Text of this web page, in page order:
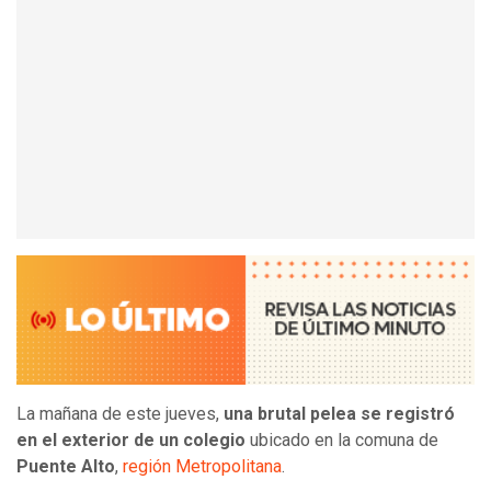
La mañana de este jueves, una brutal pelea se registró
en el exterior de un colegio ubicado en la comuna de
Puente Alto, región Metropolitana.